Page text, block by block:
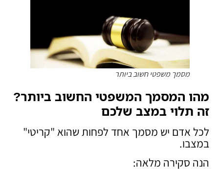
מסמך משפטי חשוב ביותר
מהו המסמך המשפטי החשוב ביותר?
זה תלוי במצב שלכם
לכל אדם יש מסמך אחד לפחות שהוא "קריטי"
במצבו.
הנה סקירה מלאה: